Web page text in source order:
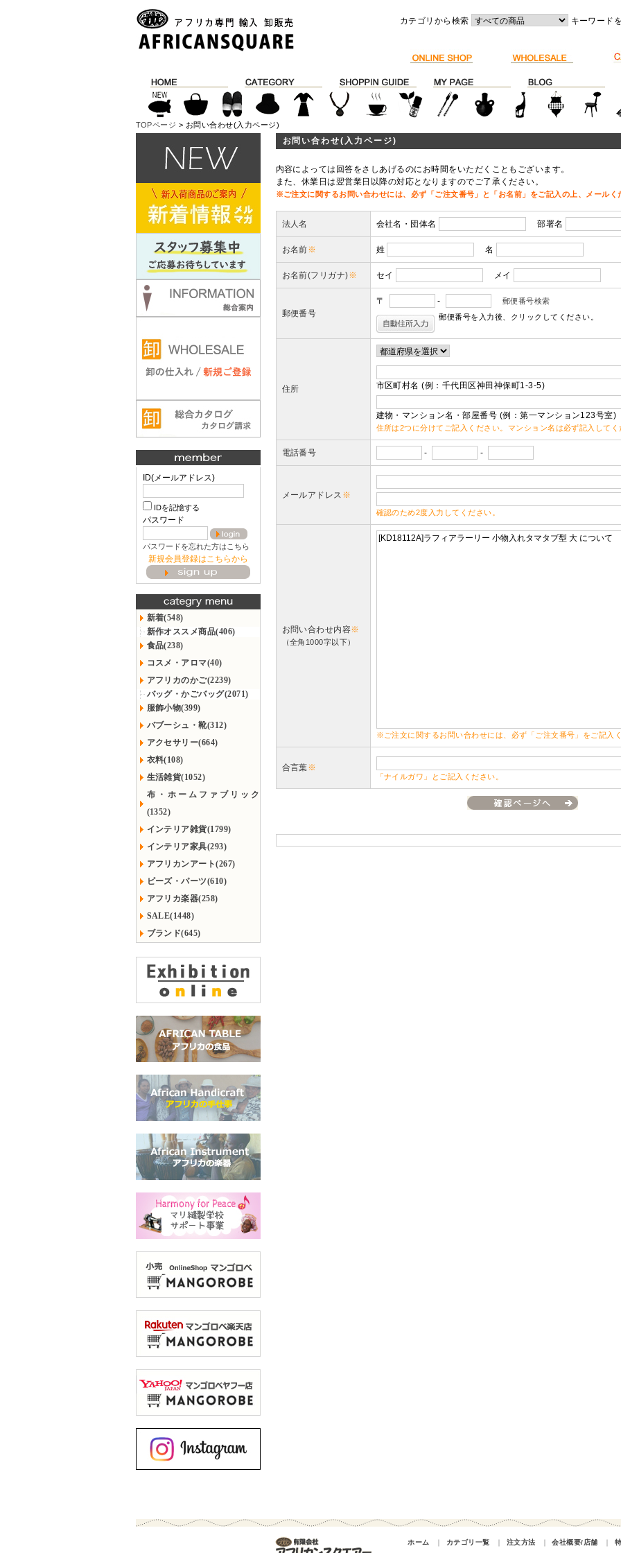
カテゴリから検索 キーワード
TOPページ > お問い合わせ(入力ページ)
ID(メールアドレス)
IDを記憶する
パスワード
パスワードを忘れた方はこちら
新規会員登録はこちらから
新着(548)
新作オススメ商品(406)
食品(238)
コスメ・アロマ(40)
アフリカのかご(2239)
バッグ・かごバッグ(2071)
服飾小物(399)
バブーシュ・靴(312)
アクセサリー(664)
衣料(108)
生活雑貨(1052)
布・ホームファブリック
(1352)
インテリア雑貨(1799)
インテリア家具(293)
アフリカンアート(267)
ビーズ・パーツ(610)
アフリカ楽器(258)
SALE(1448)
ブランド(645)
お問い合わせ(入力ページ)
内容によっては回答をさしあげるのにお時間をいただくこともございます。
また、休業日は翌営業日以降の対応となりますのでご了承ください。
※ご注文に関するお問い合わせには、必ず「ご注文番号」と「お名前」をご記入の上、メール
法人名 会社名・団体名 部署名
お名前※ 姓 名
お名前(フリガナ)※ セイ メイ
郵便番号
〒 -
郵便番号検索
郵便番号を入力後、クリックしてください。
住所 市区町村名 (例：千代田区神田神保町1-3-5)
建物・マンション名・部屋番号 (例：第一マンション123号室)
住所は2つに分けてご記入ください。マンション名は必ず記入してく
電話番号 - -
メールアドレス ※
確認のため2度入力してください。
お問い合わせ内容※
（全角1000字以下）
※ご注文に関するお問い合わせには、必ず「ご注文番号」をご記入
合言葉※
「ナイルガワ」とご記入ください。
ホーム ｜ カテゴリ一覧 ｜ 注文方法 ｜ 会社概要/店舗 ｜